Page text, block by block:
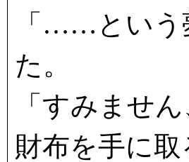
「……という
た。
「すみませ
財布を手に